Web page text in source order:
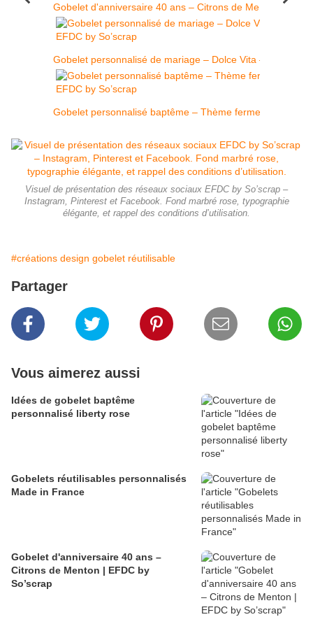
Gobelet d'anniversaire 40 ans – Citrons de Menton |
Gobelet personnalisé de mariage – Dolce Vita – design
Gobelet personnalisé baptême – Thème ferme & tracteur |
Visuel de présentation des réseaux sociaux EFDC by So’scrap –
Instagram, Pinterest et Facebook. Fond marbré rose, typographie
élégante, et rappel des conditions d’utilisation.
#créations design gobelet réutilisable
Partager
Vous aimerez aussi
Idées de gobelet baptême
personnalisé liberty rose
Gobelets réutilisables personnalisés
Made in France
Gobelet d'anniversaire 40 ans –
Citrons de Menton | EFDC by
So’scrap